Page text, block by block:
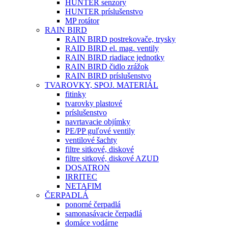
HUNTER senzory
HUNTER príslušenstvo
MP rotátor
RAIN BIRD
RAIN BIRD postrekovače, trysky
RAID BIRD el. mag. ventily
RAIN BIRD riadiace jednotky
RAIN BIRD čidlo zrážok
RAIN BIRD príslušenstvo
TVAROVKY, SPOJ. MATERIÁL
fitinky
tvarovky plastové
príslušenstvo
navrtavacie objímky
PE/PP guľové ventily
ventilové šachty
filtre sitkové, diskové
filtre sitkové, diskové AZUD
DOSATRON
IRRITEC
NETAFIM
ČERPADLÁ
ponorné čerpadlá
samonasávacie čerpadlá
domáce vodárne